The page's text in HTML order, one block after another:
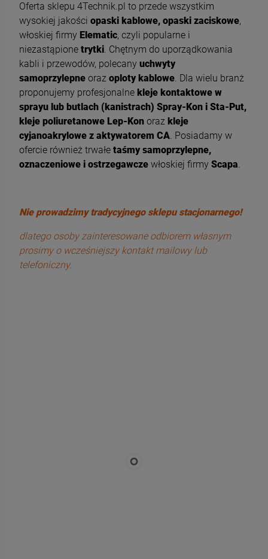
Oferta sklepu 4Technik.pl to przede wszystkim
wysokiej jakości opaski kablowe, opaski zaciskowe,
włoskiej firmy Elematic, czyli popularne i
niezastąpione trytki. Chętnym do uporządkowania
kabli i przewodów, polecany uchwyty
samoprzylepne oraz oploty kablowe. Dla wielu branż
proponujemy profesjonalne kleje kontaktowe w
sprayu lub butlach (kanistrach) Spray-Kon i Sta-Put,
kleje poliuretanowe Lep-Kon oraz kleje
cyjanoakrylowe z aktywatorem CA. Posiadamy w
ofercie również trwałe taśmy samoprzylepne,
oznaczeniowe i ostrzegawcze włoskiej firmy Scapa.
Nie prowadzimy tradycyjnego sklepu stacjonarnego!
dlatego osoby zainteresowane odbiorem własnym
prosimy o wcześniejszy kontakt mailowy lub
telefoniczny.